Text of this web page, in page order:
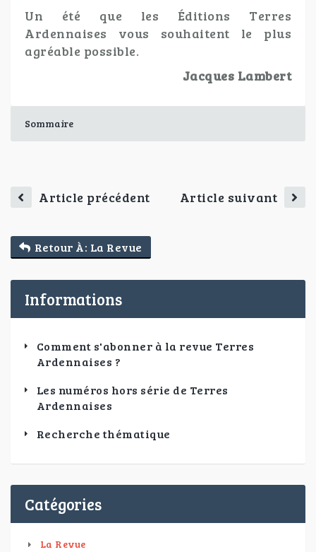
Informations
Comment s'abonner à la revue Terres
Ardennaises ?
Les numéros hors série de Terres
Ardennaises
Recherche thématique
Catégories
La Revue
Un été que les Éditions Terres
Ardennaises vous souhaitent le plus
agréable possible.
Jacques Lambert
Sommaire
Article précédent Article suivant
Retour À: La Revue